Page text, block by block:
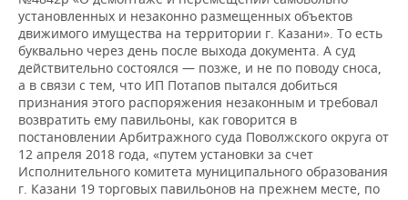
установленных и незаконно размещенных объектов
движимого имущества на территории г. Казани». То есть
буквально через день после выхода документа. А суд
действительно состоялся — позже, и не по поводу сноса,
а в связи с тем, что ИП Потапов пытался добиться
признания этого распоряжения незаконным и требовал
возвратить ему павильоны, как говорится в
постановлении Арбитражного суда Поволжского округа от
12 апреля 2018 года, «путем установки за счет
Исполнительного комитета муниципального образования
г. Казани 19 торговых павильонов на прежнем месте, по